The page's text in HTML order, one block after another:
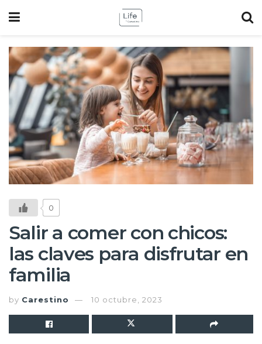
0
Salir a comer con chicos:
las claves para disfrutar en
familia
by Carestino 10 octubre, 2023